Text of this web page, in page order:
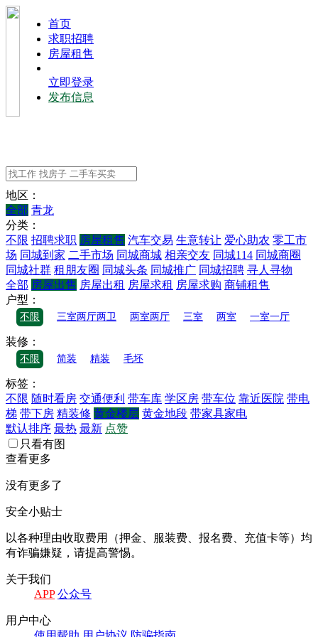
⾸⻚
求职招聘
房屋租售
立即登录
发布信息
地区：
全部 青龙
分类：
不限 招聘求职 房屋租售 汽车交易 生意转让 爱心助农 零工市
场 同城到家 二手市场 同城商城 相亲交友 同城114 同城商圈
同城社群 租朋友圈 同城头条 同城推广 同城招聘 寻人寻物
全部 房屋出售 房屋出租 房屋求租 房屋求购 商铺租售
户型：
不限 三室两厅两卫 两室两厅 三室 两室 一室一厅
装修：
不限 简装 精装 毛坯
标签：
不限 随时看房 交通便利 带车库 学区房 带车位 靠近医院 带电
梯 带下房 精装修 黄金楼层 黄金地段 带家具家电
默认排序 最热 最新 点赞
只看有图
查看更多
没有更多了
安全小贴士
以各种理由收取费⽤（押⾦、服装费、报名费、充值卡等）均
有诈骗嫌疑，请提⾼警惕。
关于我们
APP 公众号
⽤户中⼼